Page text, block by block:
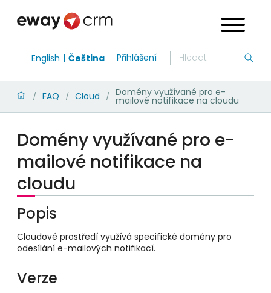
English Čeština Přihlášení
/ FAQ / Cloud / Domény využívané pro e-
mailové notifikace na cloudu
Domény využívané pro e-
mailové notifikace na
cloudu
Popis
Cloudové prostředí využívá specifické domény pro
odesílání e-mailových notifikací.
Verze